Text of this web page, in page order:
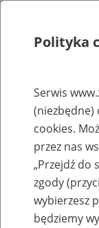
Rejestry, ewidencje i
Baza
Nazwa zakładu
Polityka
Serwis
(niezbędne)
cookies.
przez nas
„Przejdź do
zgody
wybierzesz
będziemy